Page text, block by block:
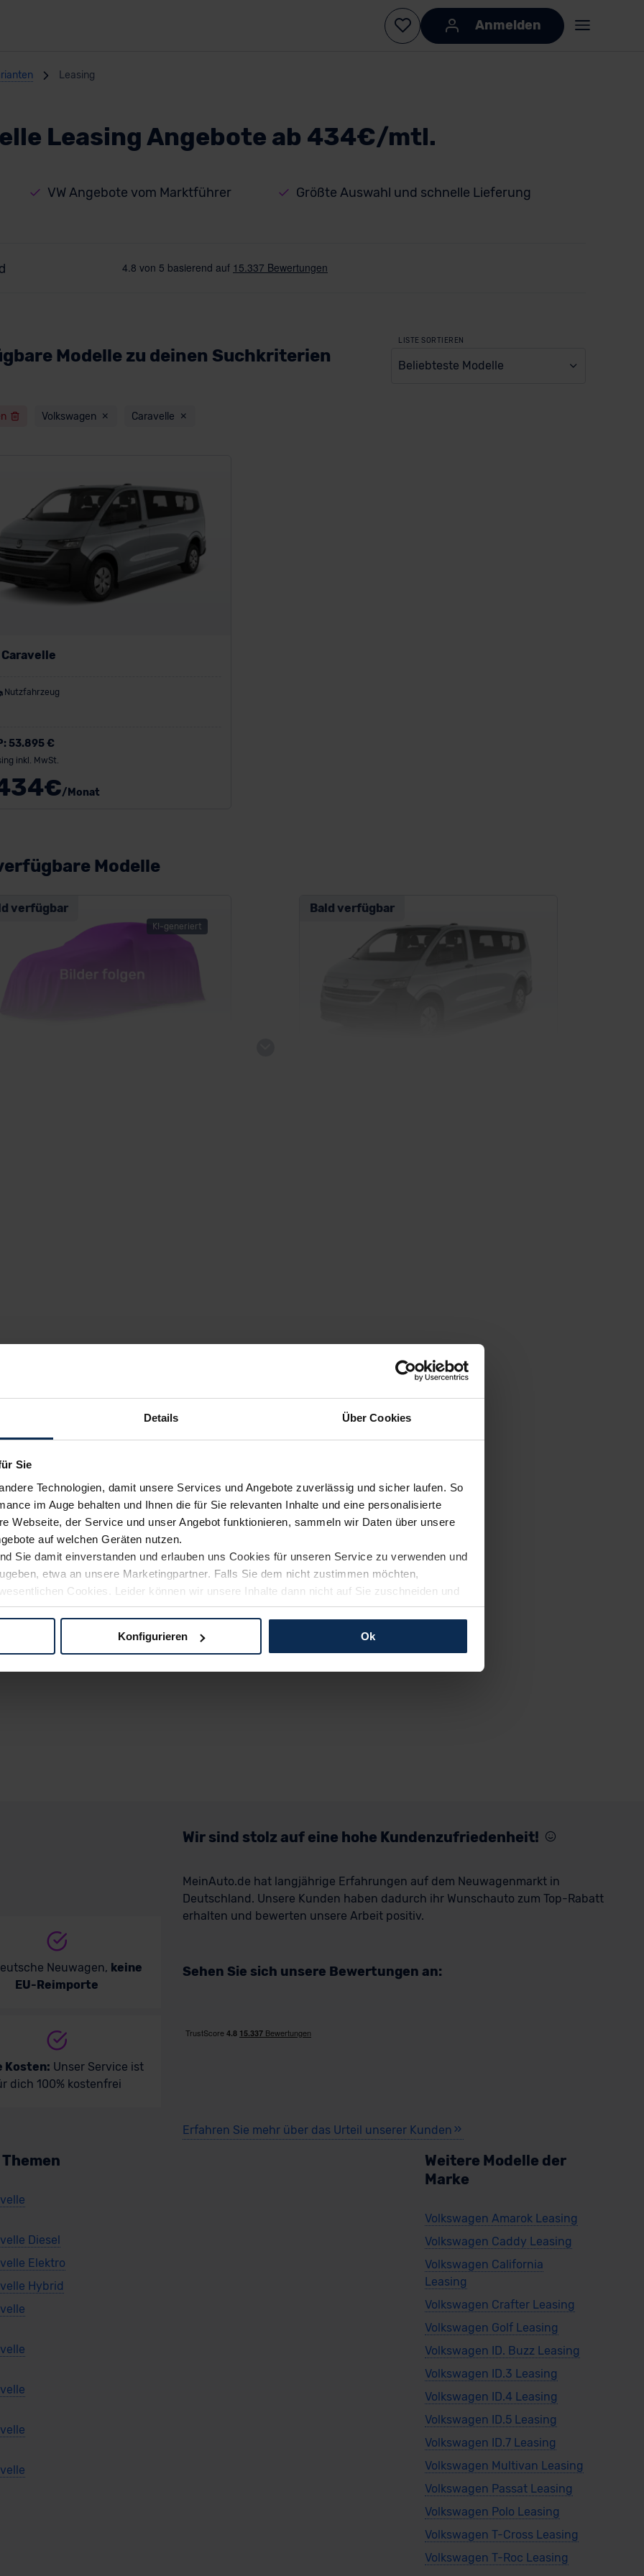
Details Über Cookies
Sie
Technologien, damit unsere Services und Angebote zuverlässig und sicher laufen. So
im Auge behalten und Ihnen die für Sie relevanten Inhalte und eine personalisierte
Webseite, der Service und unser Angebot funktionieren, sammeln wir Daten über unsere
auf welchen Geräten nutzen.
Sie damit einverstanden und erlauben uns Cookies für unseren Service zu verwenden und
etwa an unsere Marketingpartner. Falls Sie dem nicht zustimmen möchten,
Cookies. Leider können wir unsere Inhalte dann nicht auf Sie zuschneiden und
Weg zu Ihrem Neuwagen unterstützen. Sie können die Einstellungen jederzeit anpassen
Konfigurieren Ok
Anmelden
Leasing
Leasing Angebote ab 434€/mtl.
VW Angebote vom Marktführer Größte Auswahl und schnelle Lieferung
Modelle zu deinen Suchkriterien
LISTE SORTIEREN
Beliebteste Modelle
Volkswagen Caravelle
Caravelle
Nutzfahrzeug
53.895 €
inkl. MwSt.
€/Monat
Modelle
KI-generiert
verfügbar Bald verfügbar
Neuwagen, keine
EU-Reimporte
Kosten: Unser Service ist
dich 100% kostenfrei
Wir sind stolz auf eine hohe Kundenzufriedenheit!
MeinAuto.de hat langjährige Erfahrungen auf dem Neuwagenmarkt in
Deutschland. Unsere Kunden haben dadurch ihr Wunschauto zum Top-Rabatt
erhalten und bewerten unsere Arbeit positiv.
Sehen Sie sich unsere Bewertungen an:
Erfahren Sie mehr über das Urteil unserer Kunden
Diesel
Elektro
Hybrid
Weitere Modelle der
Marke
Volkswagen Amarok Leasing
Volkswagen Caddy Leasing
Volkswagen California
Leasing
Volkswagen Crafter Leasing
Volkswagen Golf Leasing
Volkswagen ID. Buzz Leasing
Volkswagen ID.3 Leasing
Volkswagen ID.4 Leasing
Volkswagen ID.5 Leasing
Volkswagen ID.7 Leasing
Volkswagen Multivan Leasing
Volkswagen Passat Leasing
Volkswagen Polo Leasing
Volkswagen T-Cross Leasing
Volkswagen T-Roc Leasing